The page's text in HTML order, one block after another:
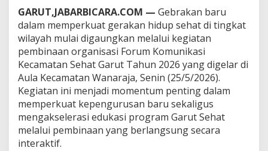
a
t
!
F
o
r
u
m
K
e
c
m
GARUT,JABARBICARA.COM — Gebrakan baru
dalam memperkuat gerakan hidup sehat di tingkat
wilayah mulai digaungkan melalui kegiatan
pembinaan organisasi Forum Komunikasi
Kecamatan Sehat Garut Tahun 2026 yang digelar di
Aula Kecamatan Wanaraja, Senin (25/5/2026).
Kegiatan ini menjadi momentum penting dalam
memperkuat kepengurusan baru sekaligus
mengakselerasi edukasi program Garut Sehat
melalui pembinaan yang berlangsung secara
interaktif.